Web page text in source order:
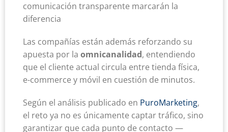
comunicación transparente marcarán la
diferencia
Las compañías están además reforzando su
apuesta por la omnicanalidad, entendiendo
que el cliente actual circula entre tienda física,
e-commerce y móvil en cuestión de minutos.
Según el análisis publicado en PuroMarketing,
el reto ya no es únicamente captar tráfico, sino
garantizar que cada punto de contacto —